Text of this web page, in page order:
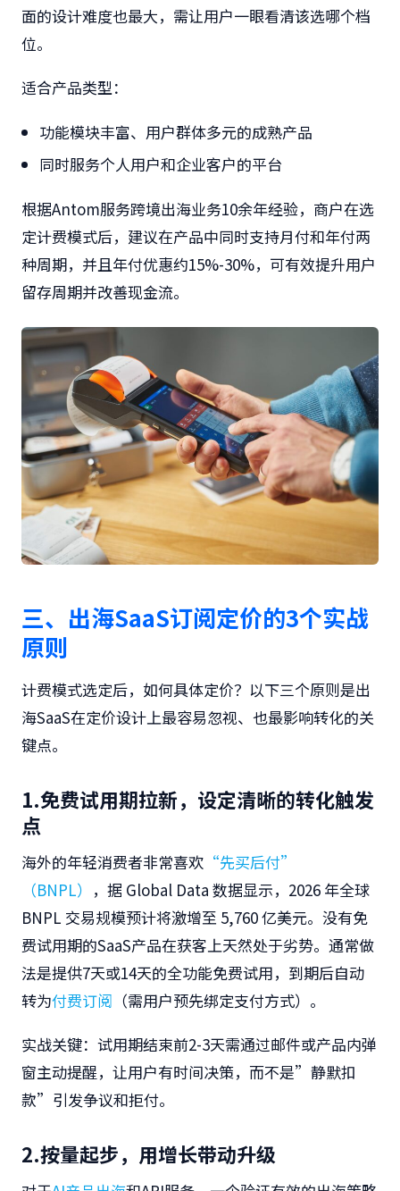
面的设计难度也最大，需让用户一眼看清该选哪个档
位。
适合产品类型：
功能模块丰富、用户群体多元的成熟产品
同时服务个人用户和企业客户的平台
根据Antom服务跨境出海业务10余年经验，商户在选
定计费模式后，建议在产品中同时支持月付和年付两
种周期，并且年付优惠约15%-30%，可有效提升用户
留存周期并改善现金流。
三、出海SaaS订阅定价的3个实战
原则
计费模式选定后，如何具体定价？以下三个原则是出
海SaaS在定价设计上最容易忽视、也最影响转化的关
键点。
1.免费试用期拉新，设定清晰的转化触发
点
海外的年轻消费者非常喜欢 “先买后付”
（BNPL） ，据 Global Data 数据显示，2026 年全球
BNPL 交易规模预计将激增至 5,760 亿美元。没有免
费试用期的SaaS产品在获客上天然处于劣势。通常做
法是提供7天或14天的全功能免费试用，到期后自动
转为付费订阅 （需用户预先绑定支付方式）。
实战关键：试用期结束前2-3天需通过邮件或产品内弹
窗主动提醒，让用户有时间决策，而不是”静默扣
款”引发争议和拒付。
2.按量起步，用增长带动升级